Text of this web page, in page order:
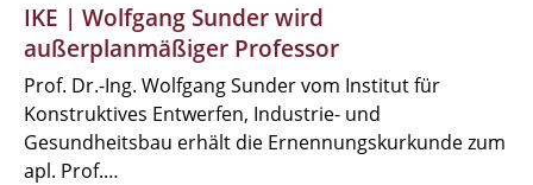
IKE | Wolfgang Sunder wird
außerplanmäßiger Professor
Prof. Dr.-Ing. Wolfgang Sunder vom Institut für
Konstruktives Entwerfen, Industrie- und
Gesundheitsbau erhält die Ernennungskurkunde zum
apl. Prof.…